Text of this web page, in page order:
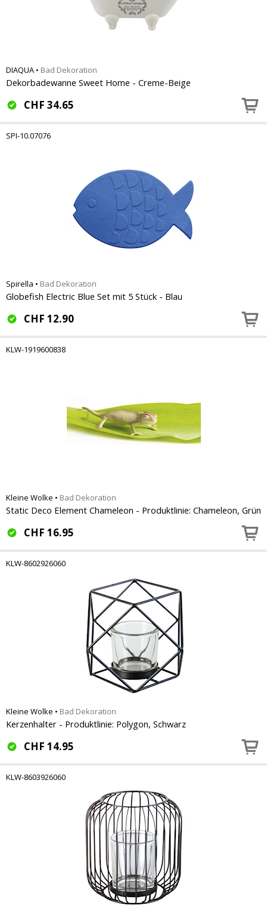
DIAQUA • Bad Dekoration
Dekorbadewanne Sweet Home - Creme-Beige
CHF 34.65
SPI-10.07076
Spirella • Bad Dekoration
Globefish Electric Blue Set mit 5 Stück - Blau
CHF 12.90
KLW-1919600838
Kleine Wolke • Bad Dekoration
Static Deco Element Chameleon - Produktlinie: Chameleon, Grün
CHF 16.95
KLW-8602926060
Kleine Wolke • Bad Dekoration
Kerzenhalter - Produktlinie: Polygon, Schwarz
CHF 14.95
KLW-8603926060